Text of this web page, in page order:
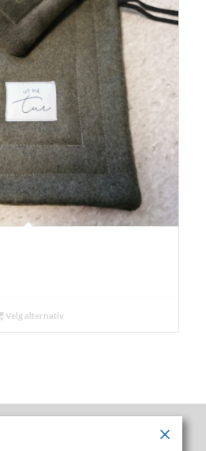
Velg alternativ